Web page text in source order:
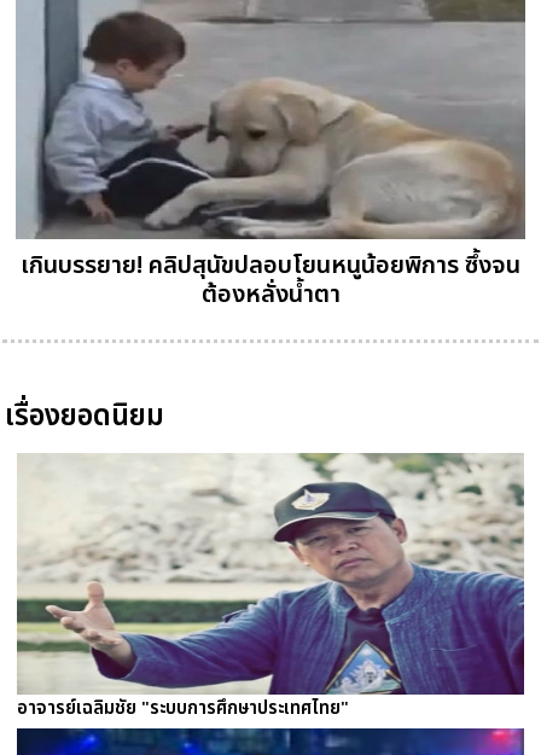
เกินบรรยาย! คลิปสุนัขปลอบโยนหนูน้อยพิการ ซึ้งจน
ต้องหลั่งน้ำตา
เรื่องยอดนิยม
อาจารย์เฉลิมชัย "ระบบการศึกษาประเทศไทย"